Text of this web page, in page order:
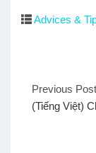
Advices &
Previous Post
(Tiếng Việt)